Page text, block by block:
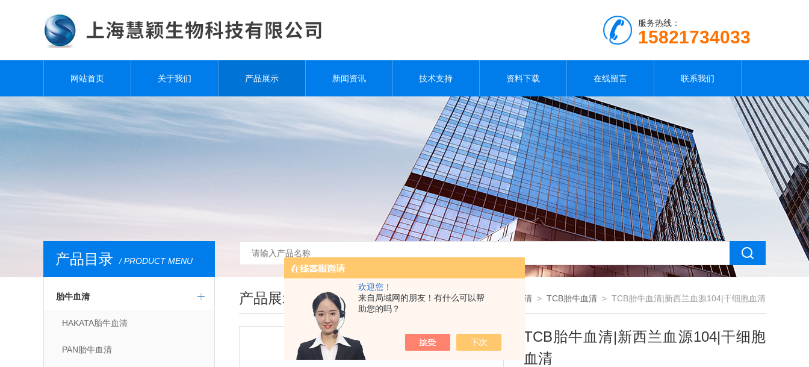
欢迎您！
来自局域网的朋友！有什么可以帮
助您的吗？
服务热线：
15821734033
网站首页 关于我们 产品展示 新闻资讯 技术支持 资料下载 在线留言 联系我们
产品目录 / PRODUCT MENU
胎牛血清
HAKATA胎牛血清
PAN胎牛血清
产品展示 您现在的位置：首页>产品展示> 胎牛血清 > TCB胎牛血清 > TCB胎牛血清|新西兰血源104|干细胞血清
TCB胎牛血清|新西兰血源104|干细胞
血清